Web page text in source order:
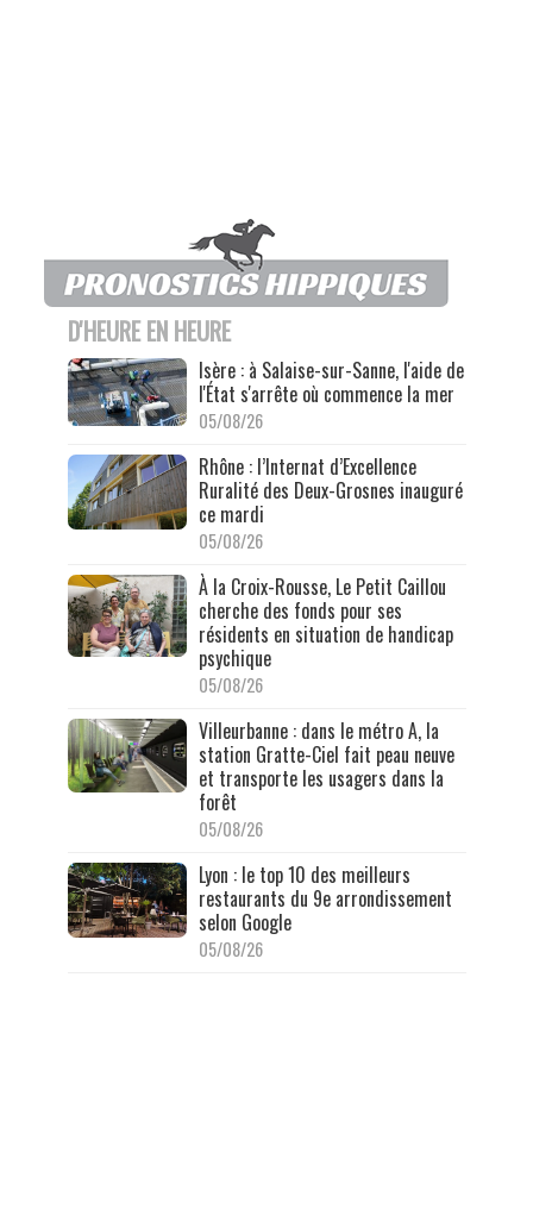
D'HEURE EN HEURE
Isère : à Salaise-sur-Sanne, l'aide de
l'État s'arrête où commence la mer
05/08/26
Rhône : l’Internat d’Excellence
Ruralité des Deux-Grosnes inauguré
ce mardi
05/08/26
À la Croix-Rousse, Le Petit Caillou
cherche des fonds pour ses
résidents en situation de handicap
psychique
05/08/26
Villeurbanne : dans le métro A, la
station Gratte-Ciel fait peau neuve
et transporte les usagers dans la
forêt
05/08/26
Lyon : le top 10 des meilleurs
restaurants du 9e arrondissement
selon Google
05/08/26